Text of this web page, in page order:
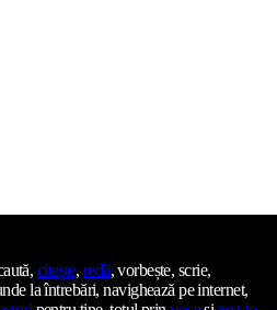
citește, redă, vorbește, scrie,
la întrebări, navighează pe internet,